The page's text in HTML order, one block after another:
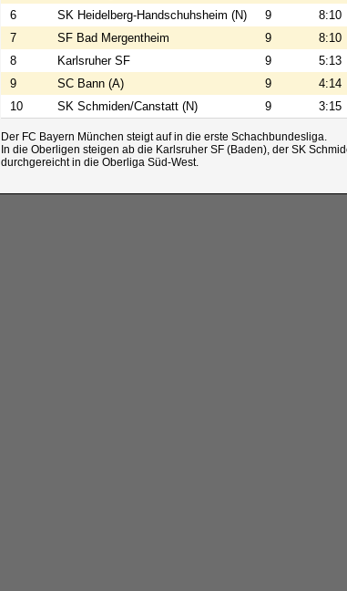
6
SK Heidelberg-Handschuhsheim (N) 9 8:10
7
SF Bad Mergentheim 9 8:10
8
Karlsruher SF 9 5:13
9
SC Bann (A) 9 4:14
10
SK Schmiden/Canstatt (N) 9 3:15
Der FC Bayern München steigt auf in die erste Schachbundesliga.
In die Oberligen steigen ab die Karlsruher SF (Baden), der SK
durchgereicht in die Oberliga Süd-West.